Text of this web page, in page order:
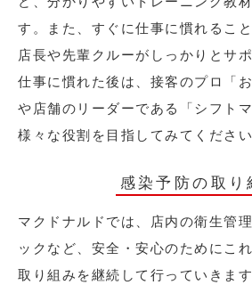
す。また、すぐに仕事に慣れるこ
店長や先輩クルーがしっかりとサ
仕事に慣れた後は、接客のプロ「
や店舗のリーダーである「シフト
様々な役割を目指してみてください
感染予防の取り
マクドナルドでは、店内の衛生管
ックなど、安全・安心のためにこ
取り組みを継続して行っていきます